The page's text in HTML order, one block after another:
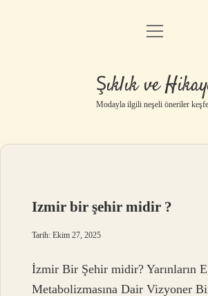
Gizlilik Politikası
Yasal Uyarı
menüyü
Şıklık ve
Modayla ilgili neşeli öneriler
Izmir bir şehir midir ?
Tarih: Ekim 27, 2025
İzmir Bir Şehir midir? Yarınların
Metabolizmasına Dair Vizyoner